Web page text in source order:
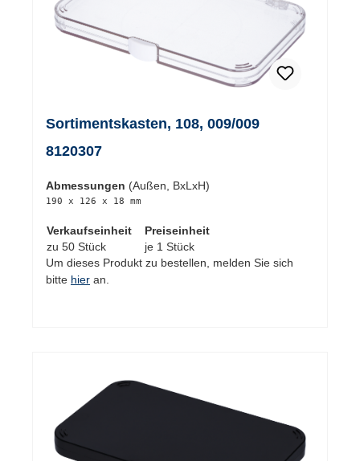
Sortimentskasten, 108, 009/009
8120307
Abmessungen (Außen, BxLxH)
190 x 126 x 18 mm
Verkaufseinheit
Preiseinheit
zu 50 Stück
je 1 Stück
Um dieses Produkt zu bestellen, melden Sie sich
bitte hier an.